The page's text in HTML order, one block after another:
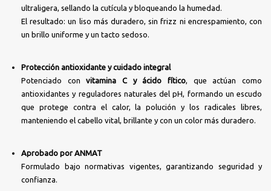
ultraligera, sellando la cutícula y bloqueando la humedad.
El resultado: un liso más duradero, sin frizz ni encrespamiento, con
un brillo uniforme y un tacto sedoso.
Protección antioxidante y cuidado integral
Potenciado convitamina C y ácido fítico, que actúan como
antioxidantes y reguladores naturales del pH, formando un escudo
que protege contra el calor, la polución y los radicales libres,
manteniendo el cabello vital, brillante y con un color más duradero.
Aprobado por ANMAT
Formulado bajo normativas vigentes, garantizando seguridad y
confianza.